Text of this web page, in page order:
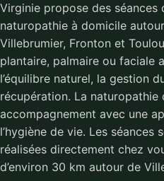
Virginie propose des
naturopathie à domicile
Villebrumier, Fronton et
plantaire, palmaire ou faciale
l’équilibre naturel, la gestion
récupération. La naturopathie
accompagnement avec une
l’hygiène de vie. Les séances
réalisées directement chez
d’environ 30 km autour de